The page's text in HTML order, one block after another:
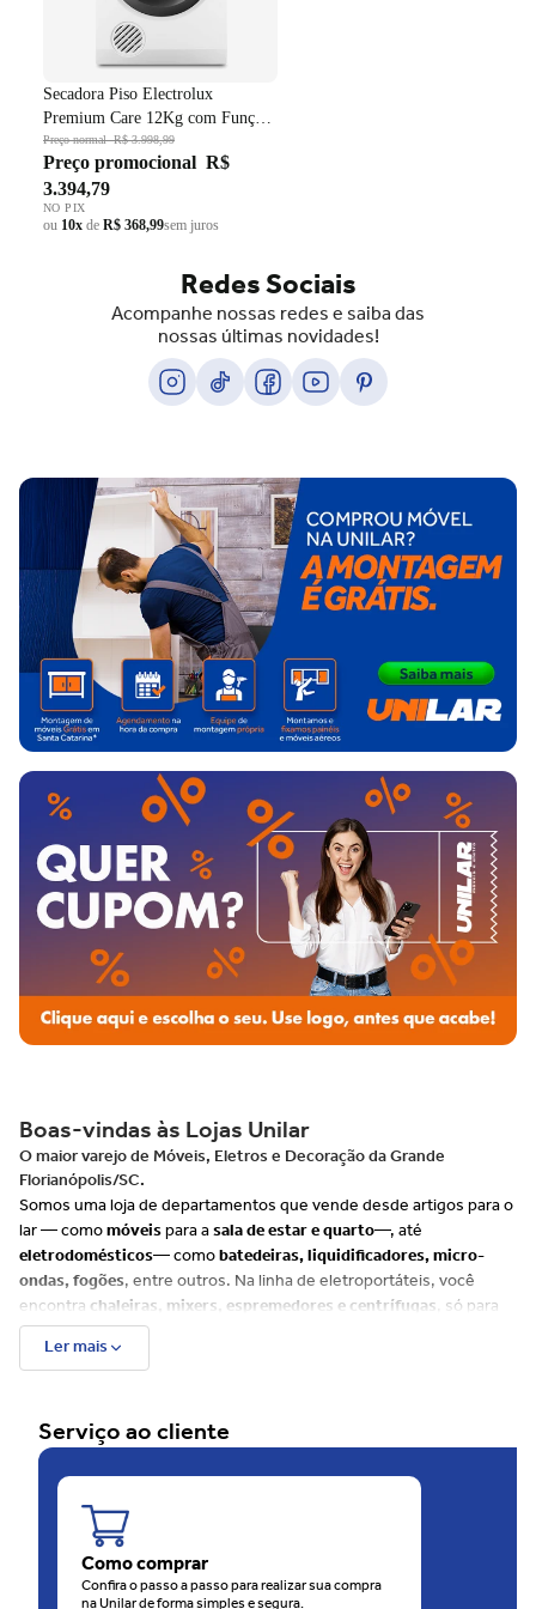
Secadora Piso Electrolux
Premium Care 12Kg com Função
AutoSense SFP12 Branco 220V
Preço normalR$ 3.998,99
Preço promocional R$
3.394,79
NO PIX
ou 10x de R$ 368,99sem juros
Redes Sociais
Acompanhe nossas redes e saiba das
nossas últimas novidades!
Boas-vindas às Lojas Unilar
O maior varejo de Móveis, Eletros e Decoração da Grande
Florianópolis/SC.
Somos uma loja de departamentos que vende desde artigos para o
lar — comomóveispara asala de estar e quarto—, até
eletrodomésticos— comobatedeiras, liquidificadores, micro-
ondas, fogões, entre outros. Na linha de eletroportáteis, você
encontrachaleiras, mixers, espremedores e centrífugas , só para
citar alguns exemplos.
Além disso, há muitos itens para
uma ampla variedade de produtos de cuidados com
balanças. Já para o seubebê, disponibilizamos uma linha
completaque envolve, entre outros produtos,bebês conforto e
carrinhos.
Além do site, as Lojas Unilar têm 4 unidades físicas na
Florianópolis, sendo uma rede em franca expansão. São
de consideração e carinho com o consumidor.
O motivo disso é que as Lojas Unilar oferecem sempre muitas
Ler mais
Serviço ao cliente
Como comprar
Confira o passo a passo para realizar sua compra
na Unilar de forma simples e segura.